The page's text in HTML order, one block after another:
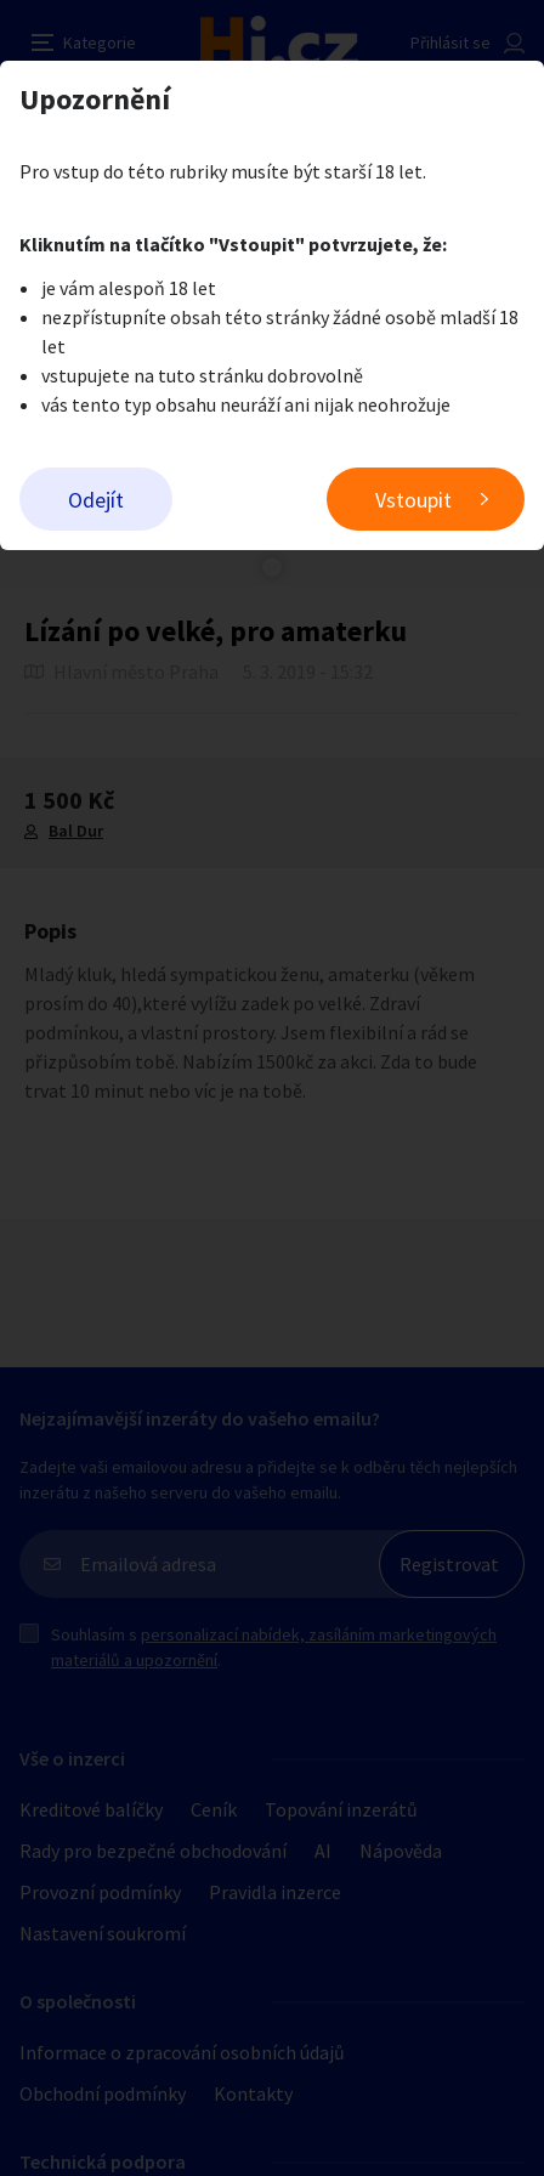
Kategorie
Přihlásit se
Auto-moto
Reality a bydlení Seznamka
Zvířata
Stroje a nářadí PC a elektro Sport a hobby
Sběratelství
Přidat inzerát
Erotika
Je nám líto, ale tenhle inzerát již není aktuální.
Lízání po velké, pro amaterku
1 500 Kč
Bal Dur
Popis
Mladý kluk, hledá sympatickou ženu, amaterku (věkem
prosím do 40),které vylížu zadek po velké. Zdraví
podmínkou, a vlastní prostory. Jsem flexibilní a rád se
přizpůsobím tobě. Nabízím 1500kč za akci. Zda to bude
trvat 10 minut nebo víc je na tobě.
Lízání po velké, pro amaterku
Kupující
Pošlete uživateli zprávu
Nahlásit inzerát
Vše o inzerci
Kreditové balíčky Ceník
Topování inzerátů
Rady pro bezpečné obchodování
AI
Nápověda
Provozní podmínky
Pravidla inzerce
Nastavení soukromí
O společnosti
Informace o zpracování osobních údajů
Obchodní podmínky
Kontakty
Technická podpora
Nejzajímavější inzeráty do vašeho emailu?
Zadejte vaši emailovou adresu a přidejte se k odběru těch nejlepších
inzerátu z našeho serveru do vašeho emailu.
Souhlasím s personalizací nabídek, zasíláním marketingových
materiálů a upozornění.
Upozornění
Pro vstup do této rubriky musíte být starší 18 let.
Kliknutím na tlačítko "Vstoupit" potvrzujete, že:
je vám alespoň 18 let
nezpřístupníte obsah této stránky žádné osobě mladší 18
let
vstupujete na tuto stránku dobrovolně
vás tento typ obsahu neuráží ani nijak neohrožuje
Odejít Vstoupit